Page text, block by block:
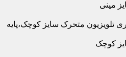
مینی
تلویزیون متحرک سایز کوچک،پایه
کوچک